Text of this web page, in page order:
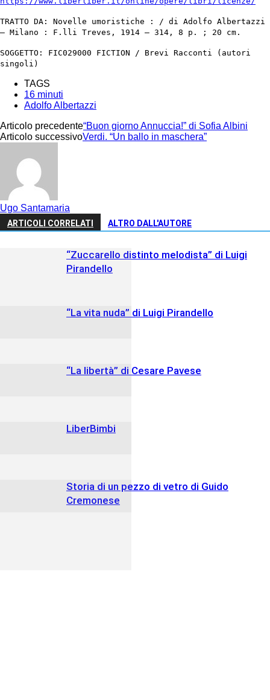
TRATTO DA: Novelle umoristiche : / di Adolfo Albertazzi
– Milano : F.lli Treves, 1914 – 314, 8 p. ; 20 cm.
SOGGETTO: FIC029000 FICTION / Brevi Racconti (autori
singoli)
TAGS
16 minuti
Adolfo Albertazzi
Articolo precedente“Buon giorno Annuccia!” di Sofia Albini
Articolo successivoVerdi. “Un ballo in maschera”
Ugo Santamaria
ARTICOLI CORRELATI ALTRO DALL'AUTORE
“Zuccarello distinto melodista” di Luigi
Pirandello
“La vita nuda” di Luigi Pirandello
“La libertà” di Cesare Pavese
LiberBimbi
Storia di un pezzo di vetro di Guido
Cremonese